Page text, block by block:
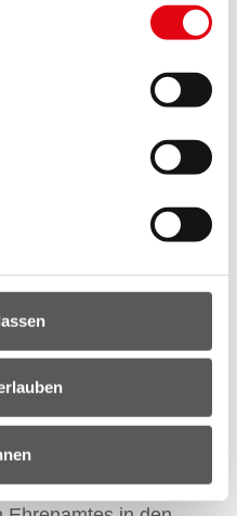
in Stegersbach
abzudecken und
für junge Menschen zu
garantiert effektive
Unternehmen bei der
internationaler Märkte.
Versicherung:
die sich ehrenamtlich
Gemeindeebene
dadurch